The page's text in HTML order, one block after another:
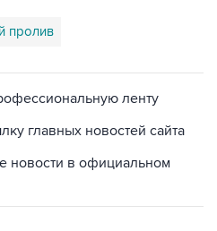
пролив
ленту
главных новостей сайта
новости в официальном